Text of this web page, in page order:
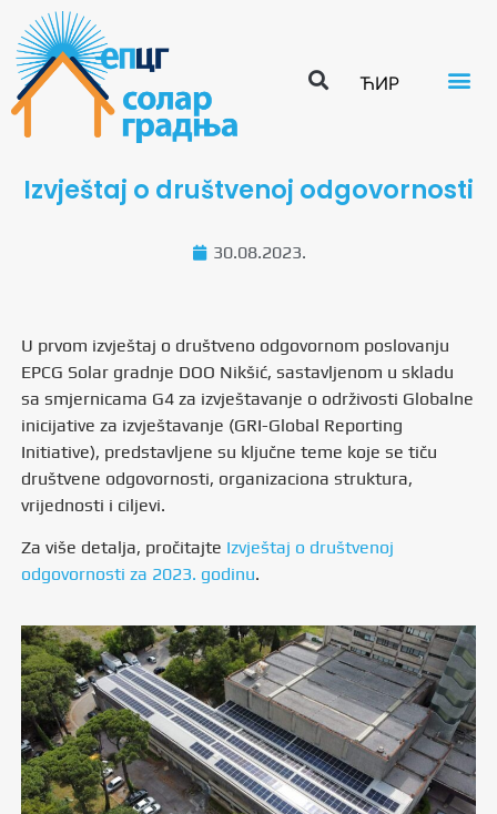
ЋИР
Izvještaj o društvenoj odgovornosti
30.08.2023.
U prvom izvještaj o društveno odgovornom poslovanju
EPCG Solar gradnje DOO Nikšić, sastavljenom u skladu
sa smjernicama G4 za izvještavanje o održivosti Globalne
inicijative za izvještavanje (GRI-Global Reporting
Initiative), predstavljene su ključne teme koje se tiču
društvene odgovornosti, organizaciona struktura,
vrijednosti i ciljevi.
Za više detalja, pročitajte Izvještaj o društvenoj
odgovornosti za 2023. godinu.